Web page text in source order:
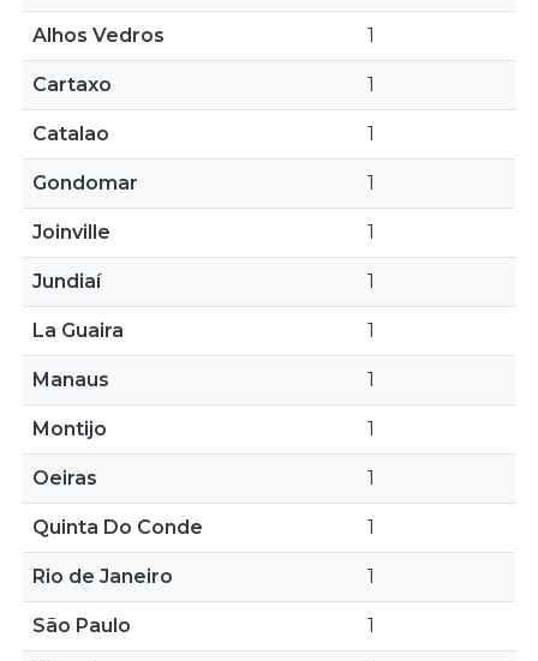
Alhos Vedros 1
Cartaxo 1
Catalao 1
Gondomar 1
Joinville 1
Jundiaí 1
La Guaira 1
Manaus 1
Montijo 1
Oeiras 1
Quinta Do Conde 1
Rio de Janeiro 1
São Paulo 1